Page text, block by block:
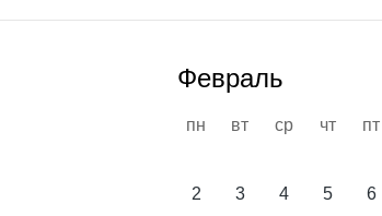
Февраль
пн вт ср чт пт
2
3 4 5 6